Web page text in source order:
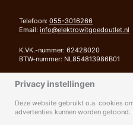
Telefoon: 055-3016266
Email: info@elektrowitgoedoutlet.nl
K.VK.-nummer: 62428020
BTW-nummer: NL854813986B01
Bank: RABOBANK
IBAN: NL94 RABO 0372 4111 42
Privacy instellingen
Deze website gebruikt o.a. cookies
advertenties kunnen worden